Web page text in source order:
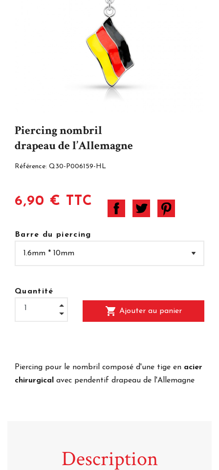
Piercing nombril
drapeau de l’Allemagne
Référence: Q30-P006159-HL
6,90 € TTC
Barre du piercing
Quantité
shopping_cart Ajouter au panier
Piercing pour le nombril composé d'une tige en acier
chirurgical
avec pendentif drapeau de l'Allemagne
Description